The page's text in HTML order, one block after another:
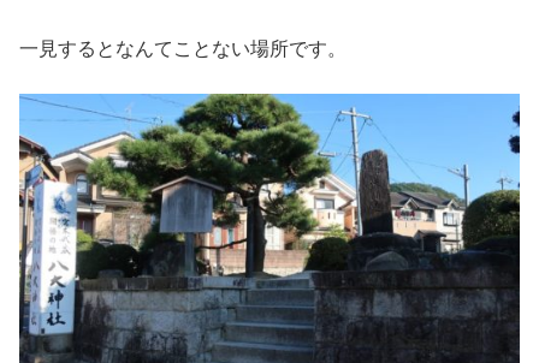
一見するとなんてことない場所です。